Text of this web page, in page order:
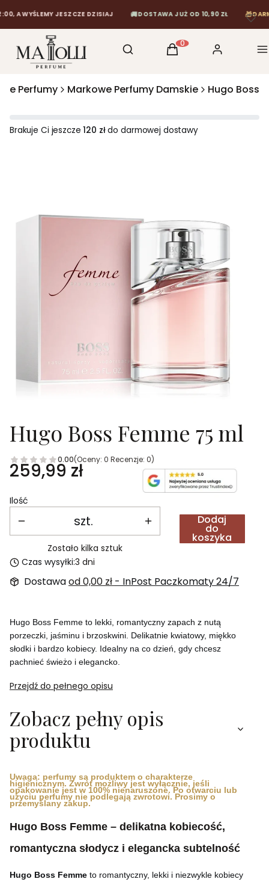
WYŚLEMY JESZCZE DZISIAJ DOSTAWA JUŻ OD 10,90 ZŁ
Otwórz wyszukiwarkę
Szukaj Produkty w koszyku:
Koszyk Zaloguj się
Perfumy Markowe Perfumy Damskie Hugo Boss
Brakuje Ci jeszcze120 złdo darmowej dostawy
Hugo Boss Femme 75 ml
0.00(Oceny: 0 Recenzje: 0)
Cena
259,99 zł
Ilość
szt.
Zostało kilka sztuk
Dodaj
do
koszyka
Czas wysyłki:3 dni
Dostawaod 0,00 zł - InPost Paczkomaty 24/7
Hugo Boss Femme to lekki, romantyczny zapach z nutą
porzeczki, jaśminu i brzoskwini. Delikatnie kwiatowy, miękko
słodki i bardzo kobiecy. Idealny na co dzień, gdy chcesz
pachnieć świeżo i elegancko.
Przejdź do pełnego opisu
Zobacz pełny opis
produktu
Uwaga: perfumy są produktem o charakterze
higienicznym. Zwrot możliwy jest wyłącznie, jeśli
opakowanie jest w 100% nienaruszone. Po otwarciu lub
użyciu perfumy nie podlegają zwrotowi. Prosimy o
przemyślany zakup.
Hugo Boss Femme – delikatna kobiecość,
romantyczna słodycz i elegancka subtelność
Hugo Boss Femme to romantyczny, lekki i niezwykle kobiecy